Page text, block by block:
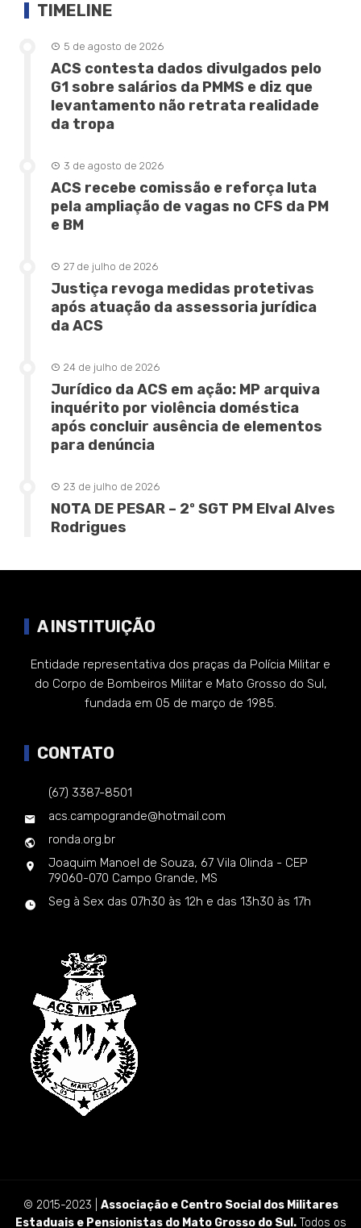
TIMELINE
5 de agosto de 2026
ACS contesta dados divulgados pelo
G1 sobre salários da PMMS e diz que
levantamento não retrata realidade
da tropa
3 de agosto de 2026
ACS recebe comissão e reforça luta
pela ampliação de vagas no CFS da PM
e BM
27 de julho de 2026
Justiça revoga medidas protetivas
após atuação da assessoria jurídica
da ACS
24 de julho de 2026
Jurídico da ACS em ação: MP arquiva
inquérito por violência doméstica
após concluir ausência de elementos
para denúncia
23 de julho de 2026
NOTA DE PESAR – 2º SGT PM Elval Alves
Rodrigues
A INSTITUIÇÃO
Entidade representativa dos praças da Polícia Militar e
do Corpo de Bombeiros Militar e Mato Grosso do Sul,
fundada em 05 de março de 1985.
CONTATO
(67) 3387-8501
acs.campogrande@hotmail.com
ronda.org.br
Joaquim Manoel de Souza, 67 Vila Olinda - CEP
79060-070 Campo Grande, MS
Seg à Sex das 07h30 às 12h e das 13h30 às 17h
© 2015-2023 | Associação e Centro Social dos Militares
Estaduais e Pensionistas do Mato Grosso do Sul.Todos os